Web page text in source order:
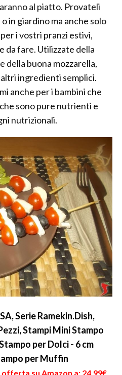
al piatto. Provateli
in giardino ma anche solo
i vostri pranzi estivi,
da fare. Utilizzate della
della buona mozzarella,
ingredienti semplici.
anche per i bambini che
sono pure nutrienti e
nutrizionali.
Serie Ramekin.Dish,
Stampi Mini Stampo
per Dolci - 6 cm
per Muffin
offerta su Amazon a: 24,99€